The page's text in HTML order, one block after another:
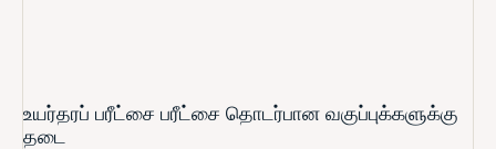
உயர்தரப் பரீட்சை பரீட்சை தொடர்பான வகுப்புக்களுக்கு
தடை